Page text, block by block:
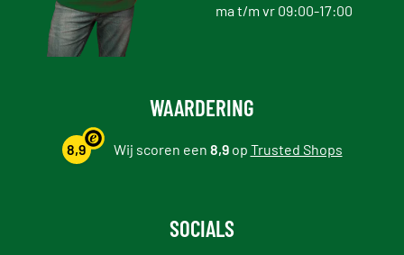
ma t/m vr 09:00-17:00
WAARDERING
8,9 Wij scoren een 8,9op Trusted Shops
SOCIALS